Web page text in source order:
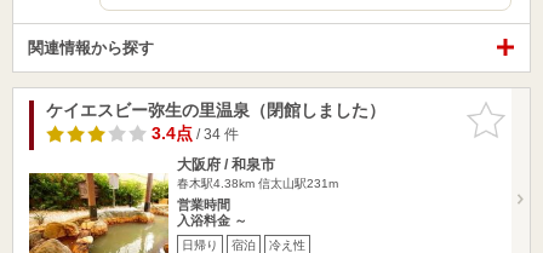
関連情報から探す
お気に入
りに追加
ケイエスビー弥生の里温泉（閉館しました）
3.4点/ 34 件
大阪府 / 和泉市
春木駅4.38km 信太山駅231m
営業時間
入浴料金 ～
日帰り 宿泊 冷え性